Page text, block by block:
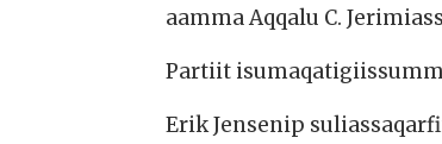
aamma Aqqalu C.
Partiit
Erik Jensenip